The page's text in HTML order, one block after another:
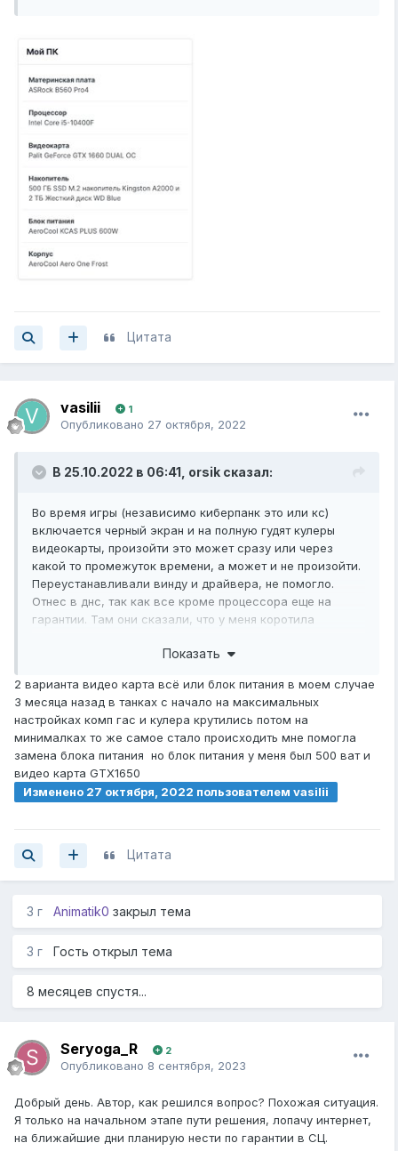
Цитата
vasilii 1
Опубликовано 27 октября, 2022
В 25.10.2022 в 06:41, orsik сказал:
Во время игры (независимо киберпанк это или кс)
включается черный экран и на полную гудят кулеры
видеокарты, произойти это может сразу или через
какой то промежуток времени, а может и не произойти.
Переустанавливали винду и драйвера, не помогло.
Отнес в днс, так как все кроме процессора еще на
гарантии. Там они сказали, что у меня коротила
попадала в разъем usb (там где металлическая вставка
мастерскую, там сказали что это точно не видеокарта и
не блок питания (грешат на материнку). Дак вот, вчера
забрал компьютер с днс, сказали что все устранили, но
спустя час игры в киберпанк снова вылезла та же
проблема. Уже не знаю что делать, компьютер нужен
для учебы, поэтому постоянно возить его в днс на
несколько дней такой себе вариант.
Показать
2 варианта видео карта всё или блок питания в моем случае
3 месяца назад в танках с начало на максимальных
настройках комп гас и кулера крутились потом на
минималках то же самое стало происходить мне помогла
замена блока питания но блок питания у меня был 500 ват и
видео карта GTX1650
Изменено 27 октября, 2022 пользователем vasilii
Цитата
3 г Animatik0 закрыл тема
3 г Гость открыл тема
8 месяцев спустя...
Seryoga_R 2
Опубликовано 8 сентября, 2023
Добрый день. Автор, как решился вопрос? Похожая ситуация.
Я только на начальном этапе пути решения, лопачу интернет,
на ближайшие дни планирую нести по гарантии в СЦ.